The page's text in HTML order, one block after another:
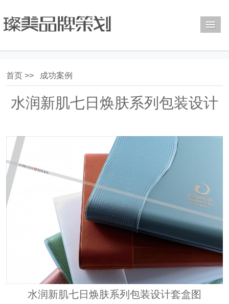
首页 >> 成功案例
水润新肌七日焕肤系列包装设计
水润新肌七日焕肤系列包装设计套盒图